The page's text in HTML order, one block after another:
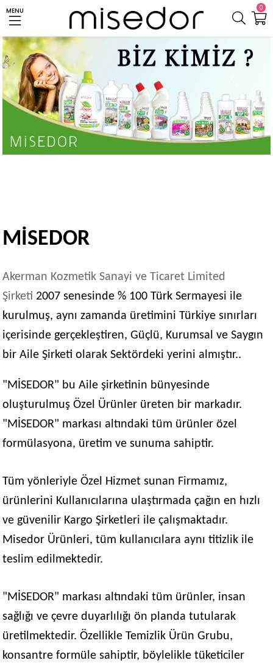
0
MENU
MİSEDOR
Akerman Kozmetik Sanayi ve Ticaret Limited
Şirketi 2007 senesinde % 100 Türk Sermayesi ile
kurulmuş, aynı zamanda üretimini Türkiye sınırları
içerisinde gerçekleştiren, Güçlü, Kurumsal ve Saygın
bir Aile Şirketi olarak Sektördeki yerini almıştır..
"MİSEDOR" bu Aile şirketinin bünyesinde
oluşturulmuş Özel Ürünler üreten bir markadır.
"MİSEDOR" markası altındaki tüm ürünler özel
formülasyona, üretim ve sunuma sahiptir.
Tüm yönleriyle Özel Hizmet sunan Firmamız,
ürünlerini Kullanıcılarına ulaştırmada çağın en hızlı
ve güvenilir Kargo Şirketleri ile çalışmaktadır.
Misedor Ürünleri, tüm kullanıcılara aynı titizlik ile
teslim edilmektedir.
"MİSEDOR" markası altındaki tüm ürünler, insan
sağlığı ve çevre duyarlılığı ön planda tutularak
üretilmektedir. Özellikle Temizlik Ürün Grubu,
konsantre formüle sahiptir, böylelikle tüketiciler